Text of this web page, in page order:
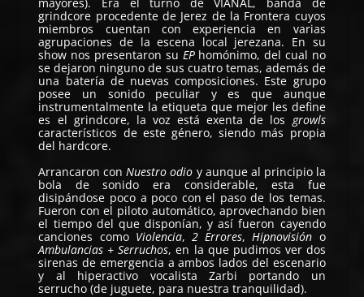
grindcore procedente de Jerez de la Frontera cuyos
miembros cuentan con experiencia en varias
agrupaciones de la escena local jerezana. En su
show nos presentaron su EP homónimo, del cual no
se dejaron ninguno de sus cuatro temas, además de
una batería de nuevas composiciones. Este grupo
posee un sonido peculiar y es que aunque
instrumentalmente la etiqueta que mejor les define
es el grindcore, la voz está exenta de los growls
característicos de este género, siendo más propia
del hardcore.
Arrancaron conNuestro odio y aunque al principio la
bola de sonido era considerable, esta fue
disipándose poco a poco con el paso de los temas.
Fueron con el piloto automático, aprovechando bien
el tiempo del que disponían, y así fueron cayendo
canciones como Violencia,2 Errores,Hipnovisión o
Ambulancias + Serruchos, en la que pudimos ver dos
sirenas de emergencia a ambos lados del escenario
y al hiperactivo vocalista Zarbi portando un
serrucho (de juguete, para nuestra tranquilidad).